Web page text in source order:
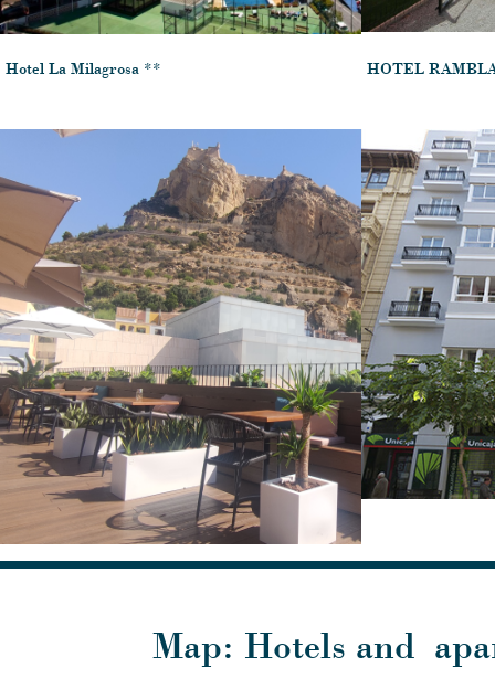
Hotel La Milagrosa ** HOTEL
Map: Hotels and